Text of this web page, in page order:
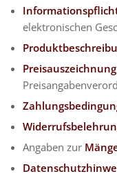
elektronischen
Preisauszeichnung
Angaben zur